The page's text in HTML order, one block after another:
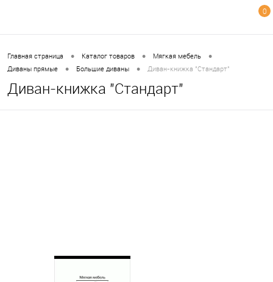
0
Главная страница • Каталог товаров • Мягкая мебель •
Диваны прямые • Большие диваны • Диван-книжка "Стандарт"
Диван-книжка "Стандарт"